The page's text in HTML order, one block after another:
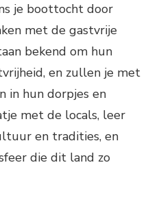
je boottocht door
met de gastvrije
bekend om hun
en zullen je met
in hun dorpjes en
met de locals, leer
en tradities, en
die dit land zo